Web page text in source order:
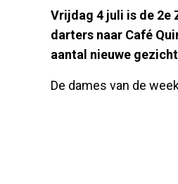
Vrijdag 4 juli is de 2e
darters naar Café
aantal nieuwe
De dames van de